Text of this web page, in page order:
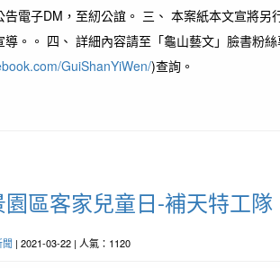
告電子DM，至紉公誼。 三、 本案紙本文宣將另
導。。 四、 詳細內容請至「龜山藝文」臉書粉
GuiShanYiWen/)查詢。
區客家兒童日-補天特工隊
| 2021-03-22 | 人氣：1120